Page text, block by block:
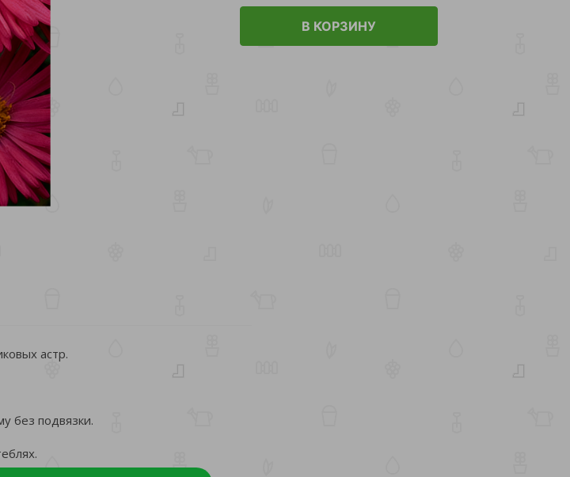
В КОРЗИНУ
астр.
без подвязки.